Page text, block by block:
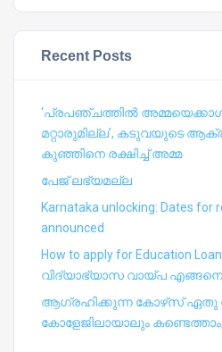
Recent Posts
‘പ്രപഞ്ചത്തില്‍
മറ്റാരുമില്ല’, കടുവയുടെ
കുഞ്ഞിനെ രക്ഷിച്ച് അമ്മ
പേജ് ലഭ്യമല്ല
Karnataka unlocking: Dates for
announced
How to apply for Education Loan
വിദ്യാഭ്യാസ വായ്പ എങ്ങനെ
ആഗ്രഹിക്കുന്ന കോഴ്‍സ് ഏതു
കോളേജിലായാലും കണ്ടെത്താം,